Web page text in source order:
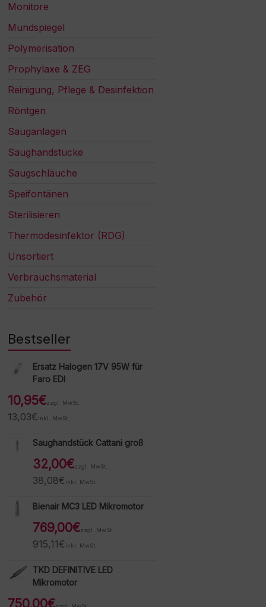
Monitore
Mundspiegel
Polymerisation
Prophylaxe & ZEG
Reinigung, Pflege & Desinfektion
Röntgen
Sauganlagen
Saughandstücke
Saugschläuche
Speifontänen
Sterilisieren
Thermodesinfektor (RDG)
Unsortiert
Verbrauchsmaterial
Zubehör
Bestseller
Ersatz Halogen 17V 95W für
Faro EDI
10,95€zzgl. MwSt.
13,03€ inkl. MwSt.
Saughandstück Cattani groß
32,00€zzgl. MwSt.
38,08€ inkl. MwSt.
Bienair MC3 LED Mikromotor
769,00€zzgl. MwSt.
915,11€ inkl. MwSt.
TKD DEFINITIVE LED
Mikromotor
750,00€